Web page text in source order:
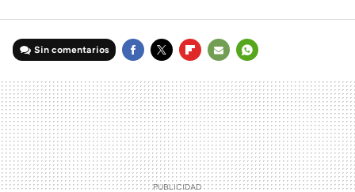
Sin comentarios
MAIL